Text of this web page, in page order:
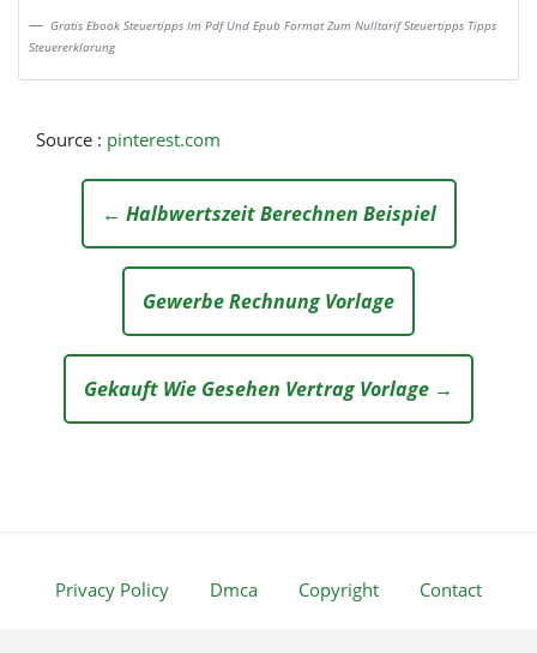
Gratis Ebook Steuertipps Im Pdf Und Epub Format Zum Nulltarif Steuertipps Tipps
Steuererklarung
Source : pinterest.com
← Halbwertszeit Berechnen Beispiel
Gewerbe Rechnung Vorlage
Gekauft Wie Gesehen Vertrag Vorlage →
Privacy Policy Dmca Copyright Contact